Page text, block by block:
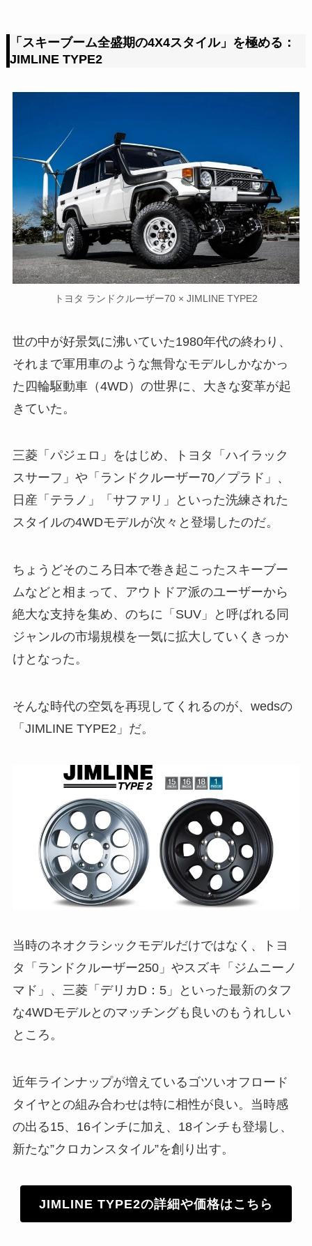
「スキーブーム全盛期の4X4スタイル」を極める：
JIMLINE TYPE2
トヨタ ランドクルーザー70 × JIMLINE TYPE2
世の中が好景気に沸いていた1980年代の終わり、
それまで軍用車のような無骨なモデルしかなかっ
た四輪駆動車（4WD）の世界に、大きな変革が起
きていた。
三菱「パジェロ」をはじめ、トヨタ「ハイラック
スサーフ」や「ランドクルーザー70／プラド」、
日産「テラノ」「サファリ」といった洗練された
スタイルの4WDモデルが次々と登場したのだ。
ちょうどそのころ日本で巻き起こったスキーブー
ムなどと相まって、アウトドア派のユーザーから
絶大な支持を集め、のちに「SUV」と呼ばれる同
ジャンルの市場規模を一気に拡大していくきっか
けとなった。
そんな時代の空気を再現してくれるのが、wedsの
「JIMLINE TYPE2」だ。
当時のネオクラシックモデルだけではなく、トヨ
タ「ランドクルーザー250」やスズキ「ジムニーノ
マド」、三菱「デリカD：5」といった最新のタフ
な4WDモデルとのマッチングも良いのもうれしい
ところ。
近年ラインナップが増えているゴツいオフロード
タイヤとの組み合わせは特に相性が良い。当時感
の出る15、16インチに加え、18インチも登場し、
新たな”クロカンスタイル”を創り出す。
JIMLINE TYPE2の詳細や価格はこちら